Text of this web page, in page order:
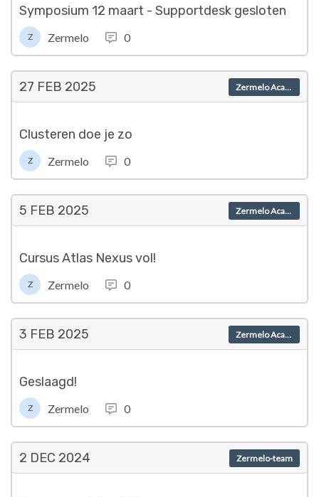
Symposium 12 maart - Supportdesk gesloten
Z Zermelo 0
27 FEB 2025
Clusteren doe je zo
Z Zermelo 0
Zermelo Academy
5 FEB 2025
Cursus Atlas Nexus vol!
Z Zermelo 0
Zermelo Academy
3 FEB 2025
Geslaagd!
Z Zermelo 0
Zermelo Academy
2 DEC 2024 Zermelo-team